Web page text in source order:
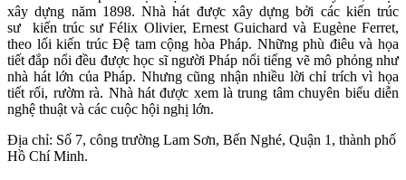
xây dựng năm 1898. Nhà hát được xây dựng bởi các kiến trúc
sư kiến trúc sư Félix Olivier, Ernest Guichard và Eugène Ferret,
theo lối kiến trúc Đệ tam cộng hòa Pháp. Những phù điêu và họa
tiết đắp nổi đều được học sĩ người Pháp nổi tiếng vẽ mô phỏng như
nhà hát lớn của Pháp. Nhưng cũng nhận nhiều lời chỉ trích vì họa
tiết rối, rườm rà. Nhà hát được xem là trung tâm chuyên biểu diễn
nghệ thuật và các cuộc hội nghị lớn.
Địa chỉ: Số 7, công trường Lam Sơn, Bến Nghé, Quận 1, thành phố
Hồ Chí Minh.